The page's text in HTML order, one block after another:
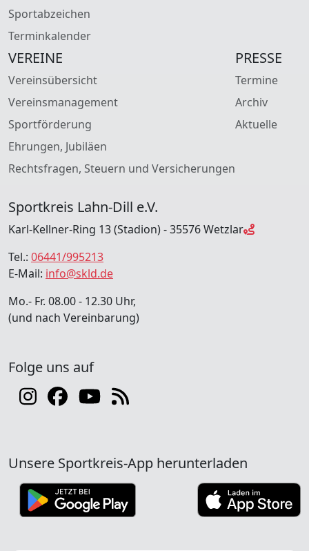
Sportabzeichen
Terminkalender
VEREINE
Vereinsübersicht
Vereinsmanagement
Sportförderung
Ehrungen, Jubiläen
Rechtsfragen, Steuern und Versicherungen
PRESSE
Termine
Archiv
Aktuelle
Sportkreis Lahn-Dill e.V.
Karl-Kellner-Ring 13 (Stadion) - 35576 Wetzlar
Tel.: 06441/995213
E-Mail: info@skld.de
Mo.- Fr. 08.00 - 12.30 Uhr,
(und nach Vereinbarung)
Folge uns auf
Unsere Sportkreis-App herunterladen